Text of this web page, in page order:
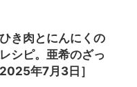
き肉とにんにくの
シピ。亜希のざっ
年7月3日］